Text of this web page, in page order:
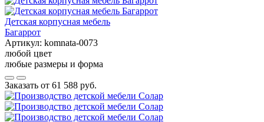
Детская корпусная мебель
Багаррот
Артикул: komnata-0073
любой цвет
любые размеры и форма
Заказать от 61 588 руб.